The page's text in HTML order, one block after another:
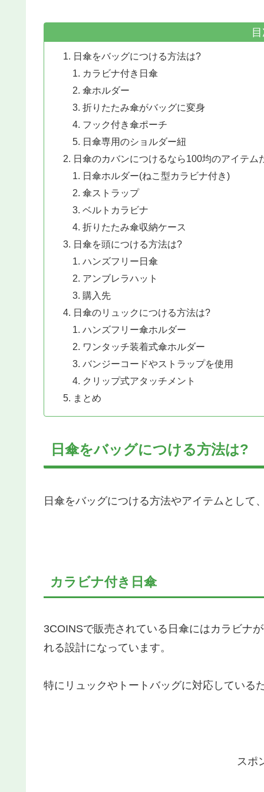
日傘をバッグにつける方法は?
カラビナ付き日傘
傘ホルダー
折りたたみ傘がバッグに変身
フック付き傘ポーチ
日傘専用のショルダー紐
日傘のカバンにつけるなら100均のアイテム
日傘ホルダー(ねこ型カラビナ付き)
傘ストラップ
ベルトカラビナ
折りたたみ傘収納ケース
日傘を頭につける方法は?
ハンズフリー日傘
アンブレラハット
購入先
日傘のリュックにつける方法は?
ハンズフリー傘ホルダー
ワンタッチ装着式傘ホルダー
バンジーコードやストラップを使用
クリップ式アタッチメント
まとめ
日傘をバッグにつける方法は?
日傘をバッグにつける方法やアイテムとして
カラビナ付き日傘
3COINSで販売されている日傘にはカラビナ
れる設計になっています。
特にリュックやトートバッグに対応している
スポ